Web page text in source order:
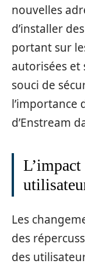
nouvelles
d’installer
portant sur
autorisées et
souci de
l’importance
d’Enstream
Les
des
des